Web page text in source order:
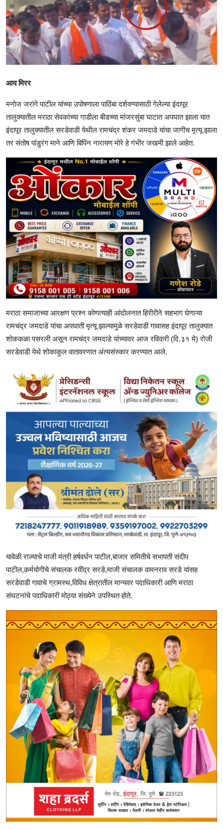
आय मिरर
मनोज जरांगे पाटील यांच्या उपोषणाला पाठिंबा दर्शवण्यासाठी गेलेल्या इंदापूर
तालुक्यातील मराठा सेवकांच्या गाडीला बीडच्या मांजरसुंबा घाटात अपघात झाला यात
इंदापूर तालुक्यातील सरडेवाडी येथील रामचंद्र शंकर जमदाडे यांचा जागीच मृत्यू झाला
तर संतोष पांडुरंग माने आणि बिपिन नारायण मोरे हे गंभीर जखमी झाले आहेत.
मराठा समाजाच्या आरक्षण प्रश्न कोणत्याही आंदोलनात हिरीरीने सहभाग घेणाऱ्या
रामचंद्र जमदाडे यांचा अपघाती मृत्यू झाल्यामुळे सरडेवाडी गावासह इंदापूर तालुक्यात
शोककळा पसरली असून रामचंद्र जमदाडे यांच्यावर आज रविवारी (दि.३१ मे) रोजी
सरडेवाडी येथे शोकाकुल वातावरणात अंत्यसंस्कार करण्यात आले.
यावेळी राज्याचे माजी मंत्री हर्षवर्धन पाटील,बाजार समितीचे सभापती संदीप
पाटील,कर्मयोगीचे संचालक रवींद्र सरडे,माजी संचालक वामनराव सरडे यांसह
सरडेवाडी गावाचे ग्रामस्थ,विविध क्षेत्रातील मान्यवर पदाधिकारी आणि मराठा
संघटनांचे पदाधिकारी मोठ्या संख्येने उपस्थित होते.